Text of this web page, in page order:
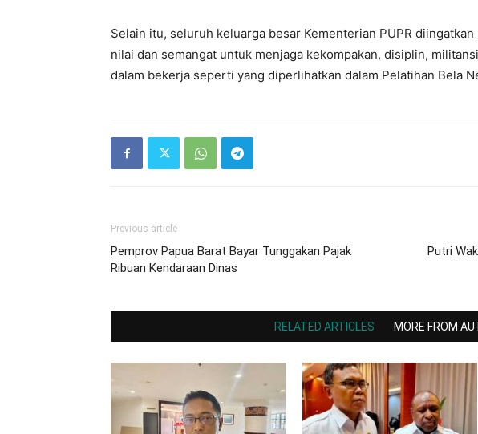
Selain itu, seluruh keluarga besar Kementerian PUPR
nilai dan semangat untuk menjaga kekompakan, disiplin,
dalam bekerja seperti yang diperlihatkan dalam Pelatihan Bela
Previous article
Pemprov Papua Barat Bayar Tunggakan Pajak
Ribuan Kendaraan Dinas
Putri
RELATED ARTICLES MORE FROM